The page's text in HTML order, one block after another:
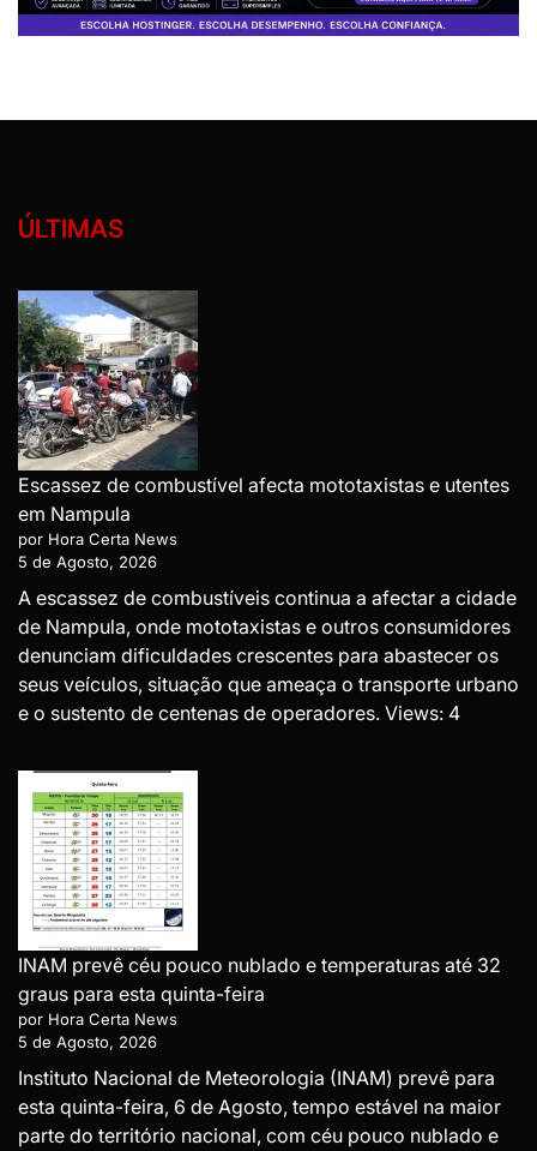
ÚLTIMAS
Escassez de combustível afecta mototaxistas e utentes
em Nampula
por Hora Certa News
5 de Agosto, 2026
A escassez de combustíveis continua a afectar a cidade
de Nampula, onde mototaxistas e outros consumidores
denunciam dificuldades crescentes para abastecer os
seus veículos, situação que ameaça o transporte urbano
e o sustento de centenas de operadores. Views: 4
INAM prevê céu pouco nublado e temperaturas até 32
graus para esta quinta-feira
por Hora Certa News
5 de Agosto, 2026
Instituto Nacional de Meteorologia (INAM) prevê para
esta quinta-feira, 6 de Agosto, tempo estável na maior
parte do território nacional, com céu pouco nublado e